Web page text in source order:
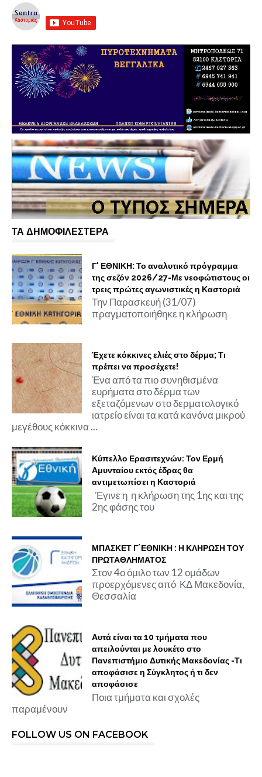
ΤΑ ΔΗΜΟΦΙΛΕΣΤΕΡΑ
Γ' ΕΘΝΙΚΗ: Το αναλυτικό πρόγραμμα
της σεζόν 2026/27-Με νεοφώτιστους οι
τρεις πρώτες αγωνιστικές η Καστοριά
Την Παρασκευή (31/07)
πραγματοποιήθηκε η κλήρωση
Έχετε κόκκινες ελιές στο δέρμα; Τι
πρέπει να προσέχετε!
Ένα από τα πιο συνηθισμένα
ευρήματα στο δέρμα των
εξεταζόμενων στο δερματολογικό
ιατρείο είναι τα κατά κανόνα μικρού
μεγέθους κόκκινα ...
Κύπελλο Ερασιτεχνών: Τον Ερμή
Αμυνταίου εκτός έδρας θα
αντιμετωπίσει η Καστοριά
Έγινε η η κλήρωση της 1ης και της
2ης φάσης του
ΜΠΑΣΚΕΤ Γ΄ΕΘΝΙΚΗ : Η ΚΛΗΡΩΣΗ ΤΟΥ
ΠΡΩΤΑΘΛΗΜΑΤΟΣ
Στον 4ο όμιλο των 12 ομάδων
προερχόμενες από ΚΔ Μακεδονία,
Θεσσαλία
Αυτά είναι τα 10 τμήματα που
απειλούνται με λουκέτο στο
Πανεπιστήμιο Δυτικής Μακεδονίας -Τι
αποφάσισε η Σύγκλητος ή τι δεν
αποφάσισε
Ποια τμήματα και σχολές
παραμένουν
FOLLOW US ON FACEBOOK